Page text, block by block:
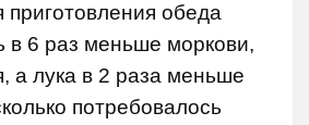
приготовления обеда
в 6 раз меньше моркови,
а лука в 2 раза меньше
потребовалось